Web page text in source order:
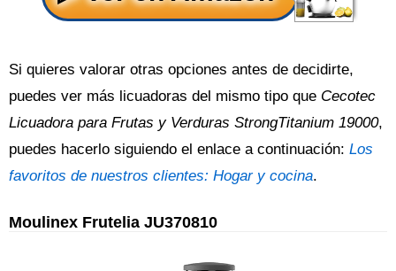
Si quieres valorar otras opciones antes de decidirte,
puedes ver más licuadoras del mismo tipo que Cecotec
Licuadora para Frutas y Verduras StrongTitanium 19000,
puedes hacerlo siguiendo el enlace a continuación: Los
favoritos de nuestros clientes: Hogar y cocina.
Moulinex Frutelia JU370810